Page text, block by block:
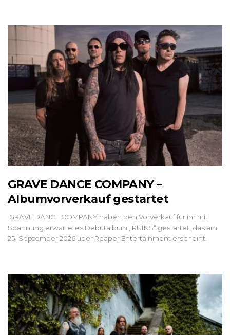
GRAVE DANCE COMPANY –
Albumvorverkauf gestartet
GRAVE DANCE COMPANY haben den Vorverkauf für ihr mit
Spannung erwartetes Debütalbum „RUINS“ gestartet, das am
25. September 2026 über Reaper Entertainment erscheint.